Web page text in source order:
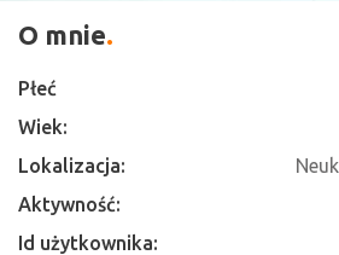
O mnie
Płeć
Wiek:
Lokalizacja:
Aktywność:
Id użytkownika: